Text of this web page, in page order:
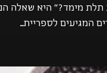
תלת מימד?" היא שאלה
המגיעים לספריית...